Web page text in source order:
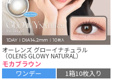
オーレンズ グローイナチュラル
（OLENS GLOWY NATURAL）
モカブラウン
ワンデー
1箱10枚入り